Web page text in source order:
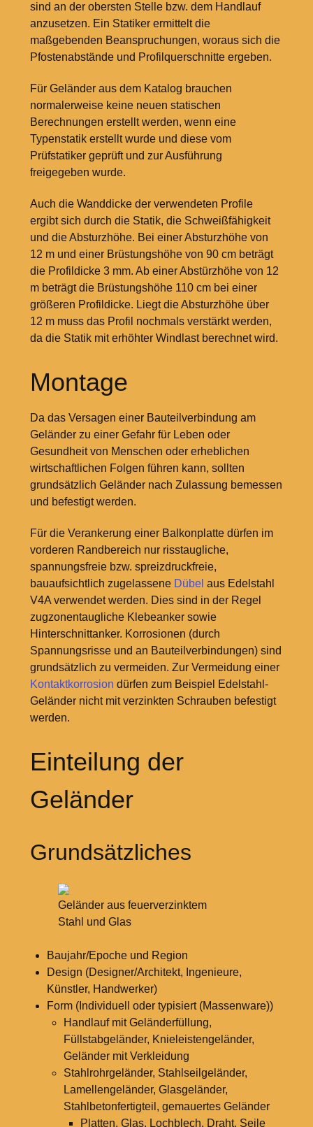
sind an der obersten Stelle bzw. dem Handlauf
anzusetzen. Ein Statiker ermittelt die
maßgebenden Beanspruchungen, woraus sich die
Pfostenabstände und Profilquerschnitte ergeben.
Für Geländer aus dem Katalog brauchen
normalerweise keine neuen statischen
Berechnungen erstellt werden, wenn eine
Typenstatik erstellt wurde und diese vom
Prüfstatiker geprüft und zur Ausführung
freigegeben wurde.
Auch die Wanddicke der verwendeten Profile
ergibt sich durch die Statik, die Schweißfähigkeit
und die Absturzhöhe. Bei einer Absturzhöhe von
12 m und einer Brüstungshöhe von 90 cm beträgt
die Profildicke 3 mm. Ab einer Abstürzhöhe von 12
m beträgt die Brüstungshöhe 110 cm bei einer
größeren Profildicke. Liegt die Absturzhöhe über
12 m muss das Profil nochmals verstärkt werden,
da die Statik mit erhöhter Windlast berechnet wird.
Montage
Da das Versagen einer Bauteilverbindung am
Geländer zu einer Gefahr für Leben oder
Gesundheit von Menschen oder erheblichen
wirtschaftlichen Folgen führen kann, sollten
grundsätzlich Geländer nach Zulassung bemessen
und befestigt werden.
Für die Verankerung einer Balkonplatte dürfen im
vorderen Randbereich nur risstaugliche,
spannungsfreie bzw. spreizdruckfreie,
bauaufsichtlich zugelassene Dübel aus Edelstahl
V4A verwendet werden. Dies sind in der Regel
zugzonentaugliche Klebeanker sowie
Hinterschnittanker. Korrosionen (durch
Spannungsrisse und an Bauteilverbindungen) sind
grundsätzlich zu vermeiden. Zur Vermeidung einer
Kontaktkorrosion dürfen zum Beispiel Edelstahl-
Geländer nicht mit verzinkten Schrauben befestigt
werden.
Einteilung der
Geländer
Grundsätzliches
Geländer aus feuerverzinktem
Stahl und Glas
Baujahr/Epoche und Region
Design (Designer/Architekt, Ingenieure,
Künstler, Handwerker)
Form (Individuell oder typisiert (Massenware))
Handlauf mit Geländerfüllung,
Füllstabgeländer, Knieleistengeländer,
Geländer mit Verkleidung
Stahlrohrgeländer, Stahlseilgeländer,
Lamellengeländer, Glasgeländer,
Stahlbetonfertigteil, gemauertes Geländer
Platten, Glas, Lochblech, Draht, Seile